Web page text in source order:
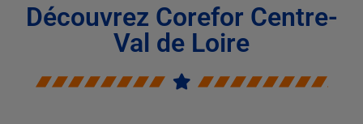
Découvrez Corefor Centre-
Val de Loire